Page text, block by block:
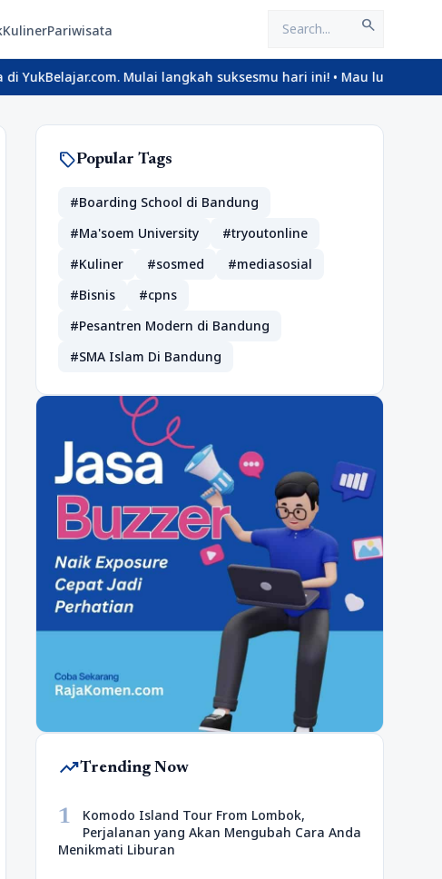
KulinerPariwisata search
Mulai langkah suksesmu hari ini! • Mau lulus? Latih dirimu
sellPopular Tags
#Boarding School di Bandung
#Ma'soem University
#tryoutonline
#Kuliner
#sosmed
#mediasosial
#Bisnis
#cpns
#Pesantren Modern di Bandung
#SMA Islam Di Bandung
trending_upTrending Now
1
Komodo Island Tour From Lombok,
Perjalanan yang Akan Mengubah Cara Anda
Menikmati Liburan